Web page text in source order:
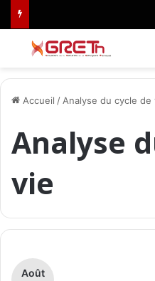
Accueil / Analyse du cycle de
Analyse
vie
Août